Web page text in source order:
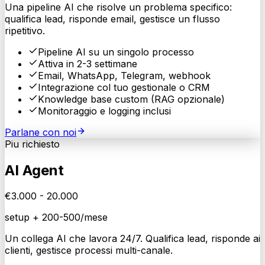
Una pipeline AI che risolve un problema specifico:
qualifica lead, risponde email, gestisce un flusso
ripetitivo.
Pipeline AI su un singolo processo
Attiva in 2-3 settimane
Email, WhatsApp, Telegram, webhook
Integrazione col tuo gestionale o CRM
Knowledge base custom (RAG opzionale)
Monitoraggio e logging inclusi
Parlane con noi
Piu richiesto
AI Agent
€3.000 - 20.000
setup + 200-500/mese
Un collega AI che lavora 24/7. Qualifica lead, risponde ai
clienti, gestisce processi multi-canale.